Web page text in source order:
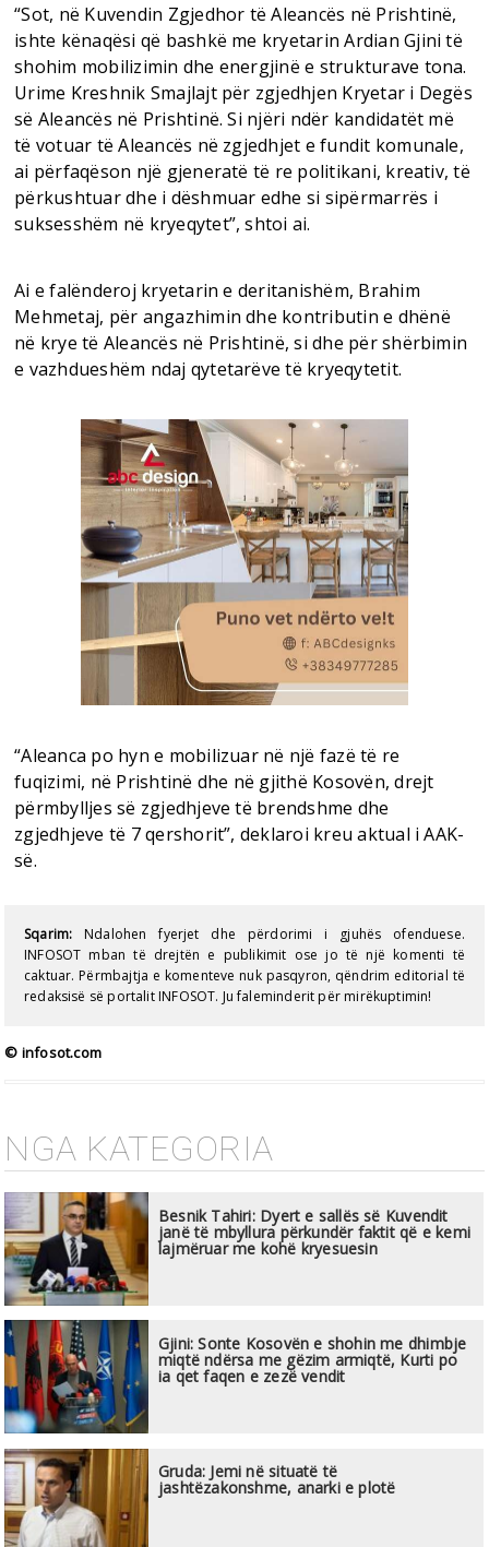
“Sot, në Kuvendin Zgjedhor të Aleancës në Prishtinë,
ishte kënaqësi që bashkë me kryetarin Ardian Gjini të
shohim mobilizimin dhe energjinë e strukturave tona.
Urime Kreshnik Smajlajt për zgjedhjen Kryetar i Degës
së Aleancës në Prishtinë. Si njëri ndër kandidatët më
të votuar të Aleancës në zgjedhjet e fundit komunale,
ai përfaqëson një gjeneratë të re politikani, kreativ, të
përkushtuar dhe i dëshmuar edhe si sipërmarrës i
suksesshëm në kryeqytet”, shtoi ai.
Ai e falënderoj kryetarin e deritanishëm, Brahim
Mehmetaj, për angazhimin dhe kontributin e dhënë
në krye të Aleancës në Prishtinë, si dhe për shërbimin
e vazhdueshëm ndaj qytetarëve të kryeqytetit.
“Aleanca po hyn e mobilizuar në një fazë të re
fuqizimi, në Prishtinë dhe në gjithë Kosovën, drejt
përmbylljes së zgjedhjeve të brendshme dhe
zgjedhjeve të 7 qershorit”, deklaroi kreu aktual i AAK-
së.
Sqarim: Ndalohen fyerjet dhe përdorimi i gjuhës ofenduese.
INFOSOT mban të drejtën e publikimit ose jo të një komenti të
caktuar. Përmbajtja e komenteve nuk pasqyron, qëndrim editorial të
redaksisë së portalit INFOSOT. Ju faleminderit për mirëkuptimin!
© infosot.com
NGA KATEGORIA
Besnik Tahiri: Dyert e sallës së Kuvendit
janë të mbyllura përkundër faktit që e kemi
lajmëruar me kohë kryesuesin
Gjini: Sonte Kosovën e shohin me dhimbje
miqtë ndërsa me gëzim armiqtë, Kurti po
ia qet faqen e zezë vendit
Gruda: Jemi në situatë të
jashtëzakonshme, anarki e plotë